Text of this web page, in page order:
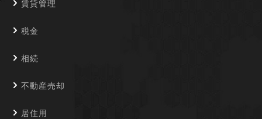
賃貸管理
税金
相続
不動産売却
居住用